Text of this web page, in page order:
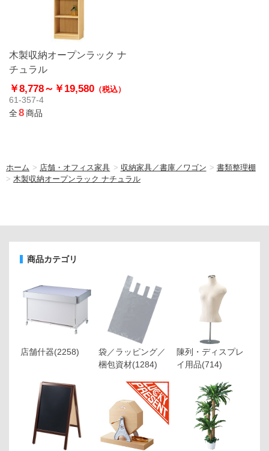
木製収納オープンラック ナ
チュラル
￥8,778～ ￥19,580 （税込）
61-357-4
全8商品
ホーム > 店舗・オフィス家具 > 収納家具／書庫／ワゴン > 書類整理棚
> 木製収納オープンラック ナチュラル
商品カテゴリ
店舗什器(2258)
袋／ラッピング／
梱包資材(1284)
陳列・ディスプレ
イ用品(714)